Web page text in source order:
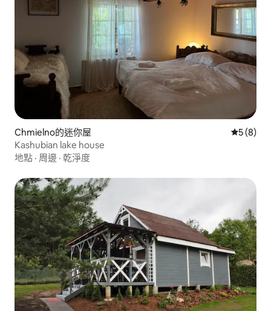
Chmielno的迷你屋 從 8 則評
5 (8)
Kashubian lake house
地點 · 周邊 · 乾淨度